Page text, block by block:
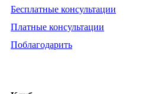
Бесплатные консультации
Платные консультации
Поблагодарить